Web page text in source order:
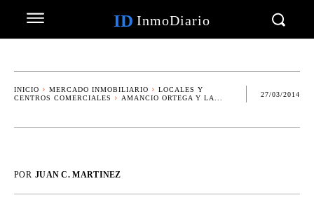
ID InmoDiario
INICIO MERCADO INMOBILIARIO
LOCALES Y
CENTROS COMERCIALES
AMANCIO ORTEGA Y LA...
27/03/2014
POR JUAN C. MARTINEZ